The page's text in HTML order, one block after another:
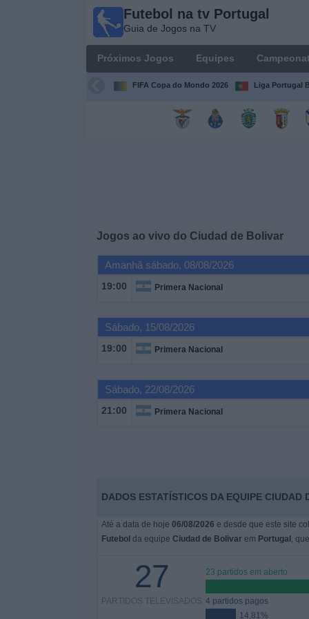
Futebol na tv Portugal
Guia de Jogos na TV
Próximos Jogos Equipes
FIFA Copa do Mondo 2026 Liga Portugal
Jogos ao vivo do Ciudad de Bolivar
Amanhã sábado, 08/08/2026
19:00 Primera Nacional
Sábado, 15/08/2026
19:00 Primera Nacional
Sábado, 22/08/2026
21:00 Primera Nacional
DADOS ESTATÍSTICOS DA EQUIPE
Até a data de hoje 06/08/2026 e desde que este site
Futebol da equipe Ciudad de Bolivarem Portugal ,
27
PARTIDOS TELEVISADOS
23 partidos em aberto
4 partidos pagos
14,81%
Portugal
Jogos na TV